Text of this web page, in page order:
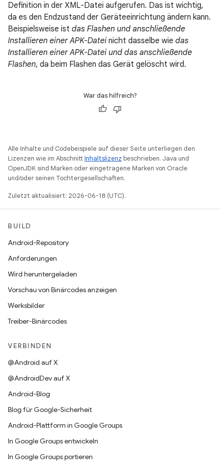
Definition in der XML-Datei aufgerufen. Das ist wichtig,
da es den Endzustand der Geräteeinrichtung ändern kann.
Beispielsweise ist das Flashen und anschließende
Installieren einer APK-Datei nicht dasselbe wie das
Installieren einer APK-Datei und das anschließende
Flashen, da beim Flashen das Gerät gelöscht wird.
War das hilfreich?
Alle Inhalte und Codebeispiele auf dieser Seite unterliegen den
Lizenzen wie im AbschnittInhaltslizenz beschrieben. Java und
OpenJDK sind Marken oder eingetragene Marken von Oracle
und/oder seinen Tochtergesellschaften.
Zuletzt aktualisiert: 2026-06-18 (UTC).
BUILD
Android-Repository
Anforderungen
Wird heruntergeladen
Vorschau von Binärcodes anzeigen
Werksbilder
Treiber-Binärcodes
VERBINDEN
@Android auf X
@AndroidDev auf X
Android-Blog
Blog für Google-Sicherheit
Android-Plattform in Google Groups
In Google Groups entwickeln
In Google Groups portieren